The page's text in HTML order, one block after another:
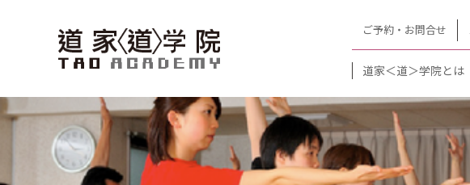
ご予約・お問合せ
道家＜道＞学院とは